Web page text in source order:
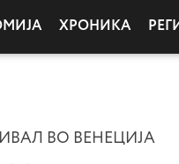
ХРОНИКА
ВО ВЕНЕЦИЈА